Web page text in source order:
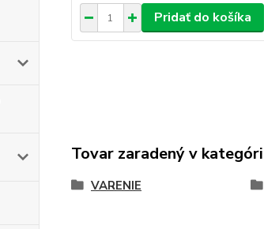
Pridať do košíka
Tovar zaradený v
VARENIE